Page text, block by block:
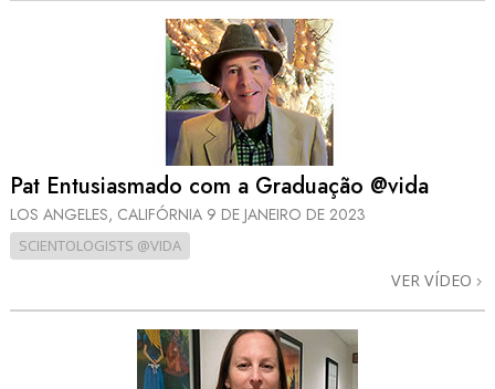
Pat Entusiasmado com a Graduação @vida
LOS ANGELES, CALIFÓRNIA 9 DE JANEIRO DE 2023
SCIENTOLOGISTS @VIDA
VER VÍDEO